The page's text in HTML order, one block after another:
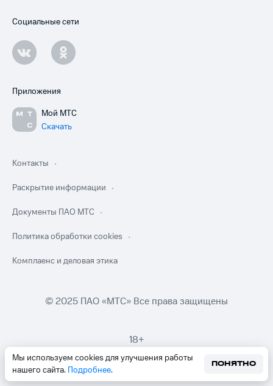
Мы используем cookies для улучшения работы
нашего сайта. Подробнее.
ПОНЯТНО
Социальные сети
Приложения
Мой МТС
Скачать
Контакты
Раскрытие информации
Документы ПАО МТС
Политика обработки cookies
Комплаенс и деловая этика
© 2025 ПАО «МТС» Все права защищены
18+